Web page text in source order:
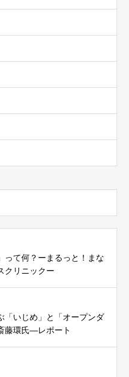
って何？ーまるっと！まな
クリニックー
「いじめ」と「オープンダ
藤環氏―レポート